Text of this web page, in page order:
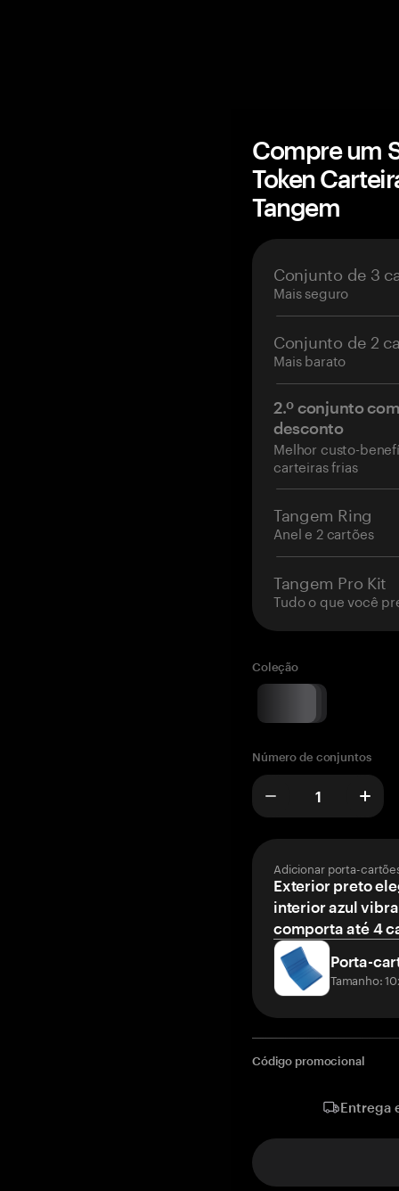
Compre um
Token
Tangem
Conjunto de 3
Mais seguro
Conjunto de 2
Mais barato
2.º conjunto
desconto
Melhor custo-
carteiras frias
Tangem Ring
Anel e 2 cartões
Tangem Pro Kit
Tudo o que você
Coleção
Número de conjuntos
Adicionar porta-
Exterior preto
interior azul
comporta até 4
Porta-
Tamanho:
Código promocional
Entrega